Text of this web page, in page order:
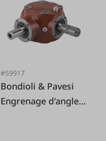
#59917
Bondioli & Pavesi
Engrenage d'angle